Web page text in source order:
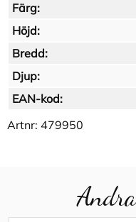
Färg:
Höjd:
Bredd:
Djup:
EAN-kod:
Artnr: 479950